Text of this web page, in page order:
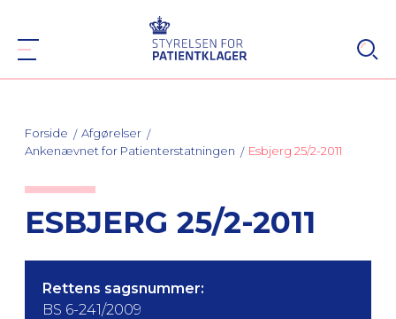
Forside
Afgørelser
Ankenævnet for Patienterstatningen
Esbjerg 25/2-2011
ESBJERG 25/2-2011
Rettens sagsnummer:
BS 6-241/2009